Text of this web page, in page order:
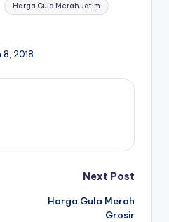
Harga Gula Merah Jatim
2018
Next Post
Harga Gula Merah
Grosir